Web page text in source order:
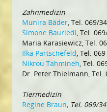
Zahnmedizin
Munira Bäder, Tel. 069/
Simone Bauriedl, Tel.
Maria Karasiewicz, Tel.
Ilka Partschefeld, Tel.
Nikrou Tahmineh, Tel.
Dr. Peter Thielmann, Tel.
Tiermedizin
Regine Braun, Tel. 069/